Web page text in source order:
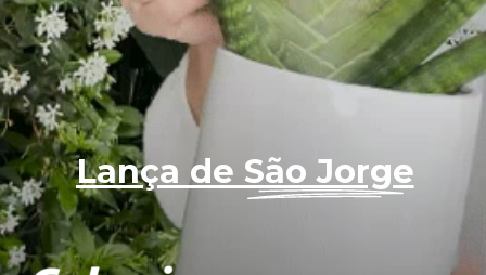
Lança de São Jorge